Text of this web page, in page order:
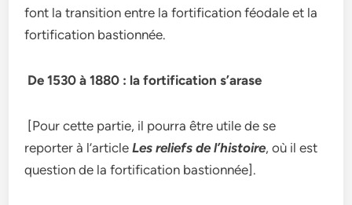
font la transition entre la fortification féodale et la
fortification bastionnée.
De 1530 à 1880 : la fortification s’arase
[Pour cette partie, il pourra être utile de se
reporter à l’articleLes reliefs de l’histoire, où il est
question de la fortification bastionnée].